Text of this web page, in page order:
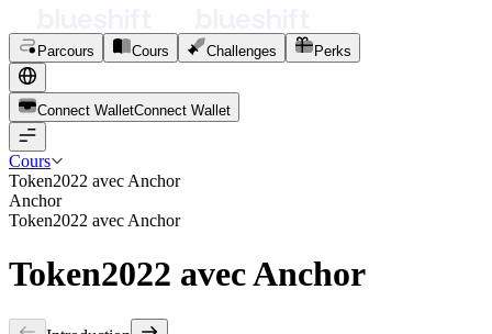
Parcours Cours Challenges Perks
Connect WalletConnect Wal et
Cours
Token2022 avec Anchor
Anchor
Token2022 avec Anchor
Token2022 avec Anchor